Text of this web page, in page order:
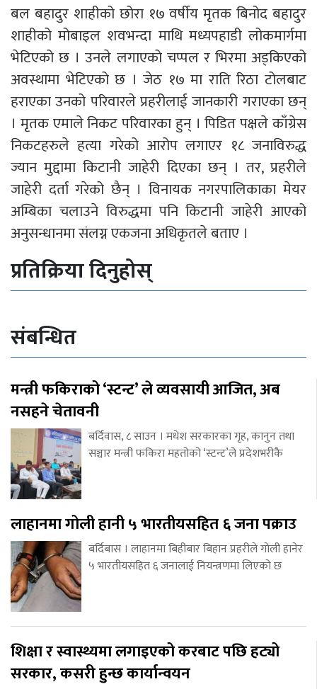
बल बहादुर शाहीको छोरा १७ वर्षीय मृतक बिनोद बहादुर
शाहीको मोबाइल शवभन्दा माथि मध्यपहाडी लोकमार्गमा
भेटिएको छ । उनले लगाएको चप्पल र भिरमा अड्किएको
अवस्थामा भेटिएको छ । जेठ १७ मा राति रिठा टोलबाट
हराएका उनको परिवारले प्रहरीलाई जानकारी गराएका छन्
। मृतक एमाले निकट परिवारका हुन् । पिडित पक्षले काँग्रेस
निकटहरुले हत्या गरेको आरोप लगाएर १८ जनाविरुद्ध
ज्यान मुद्दामा किटानी जाहेरी दिएका छन् । तर, प्रहरीले
जाहेरी दर्ता गरेको छैन् । विनायक नगरपालिकाका मेयर
अम्बिका चलाउने विरुद्धमा पनि किटानी जाहेरी आएको
अनुसन्धानमा संलग्न एकजना अधिकृतले बताए ।​
प्रतिक्रिया दिनुहोस्
संबन्धित
मन्त्री फकिराको ‘स्टन्ट’ ले व्यवसायी आजित, अब
नसहने चेतावनी
बर्दिवास, ८ साउन । मधेश सरकारका गृह, कानुन तथा
सञ्चार मन्त्री फकिरा महतोको ‘स्टन्ट’ले प्रदेशभरीकै
लाहानमा गोली हानी ५ भारतीयसहित ६ जना पक्राउ
बर्दिबास । लाहानमा बिहीबार बिहान प्रहरीले गोली हानेर
५ भारतीयसहित ६ जनालाई नियन्त्रणमा लिएको छ
शिक्षा र स्वास्थ्यमा लगाइएको करबाट पछि हट्यो
सरकार, कसरी हुन्छ कार्यान्वयन